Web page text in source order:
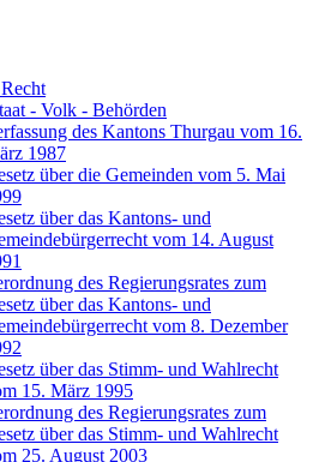
- Volk - Behörden
des Kantons Thurgau vom 16.
1987
über die Gemeinden vom 5. Mai
über das Kantons- und
vom 14. August
des Regierungsrates zum
über das Kantons- und
vom 8. Dezember
über das Stimm- und Wahlrecht
15. März 1995
des Regierungsrates zum
über das Stimm- und Wahlrecht
25. August 2003